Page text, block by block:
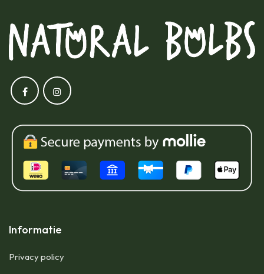
Informatie
Privacy policy